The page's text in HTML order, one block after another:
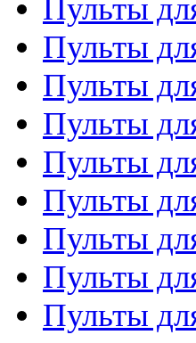
Пульты
Пульты
Пульты
Пульты
Пульты
Пульты
Пульты
Пульты
Пульты